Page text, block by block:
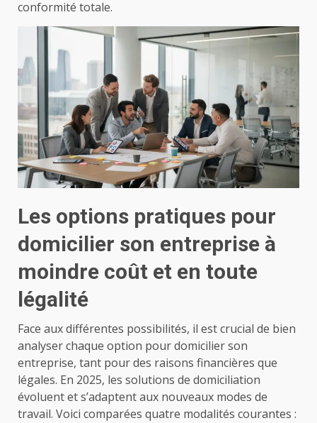
conformité totale.
Les options pratiques pour
domicilier son entreprise à
moindre coût et en toute
légalité
Face aux différentes possibilités, il est crucial de bien
analyser chaque option pour domicilier son
entreprise, tant pour des raisons financières que
légales. En 2025, les solutions de domiciliation
évoluent et s’adaptent aux nouveaux modes de
travail. Voici comparées quatre modalités courantes :